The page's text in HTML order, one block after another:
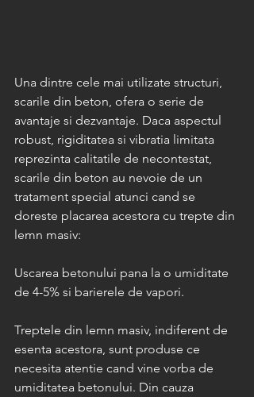
Una dintre cele mai utilizate structuri,
scarile din beton, ofera o serie de
avantaje si dezvantaje. Daca aspectul
robust, rigiditatea si vibratia limitata
reprezinta calitatile de necontestat,
scarile din beton au nevoie de un
tratament special atunci cand se
doreste placarea acestora cu trepte din
lemn masiv:
Uscarea betonului pana la o umiditate
de 4-5% si barierele de vapori.
Treptele din lemn masiv, indiferent de
esenta acestora, sunt produse ce
necesita atentie cand vine vorba de
umiditatea betonului. Din cauza